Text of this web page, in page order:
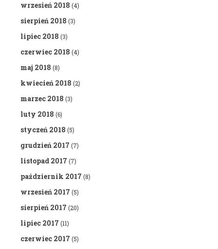
wrzesień 2018 (4)
sierpień 2018 (3)
lipiec 2018 (3)
czerwiec 2018 (4)
maj 2018 (8)
kwiecień 2018 (2)
marzec 2018 (3)
luty 2018 (6)
styczeń 2018 (5)
grudzień 2017 (7)
listopad 2017 (7)
październik 2017 (8)
wrzesień 2017 (5)
sierpień 2017 (20)
lipiec 2017 (11)
czerwiec 2017 (5)